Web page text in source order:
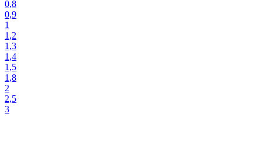
0,8
0,9
1
1,2
1,3
1,4
1,5
1,8
2
2,5
3